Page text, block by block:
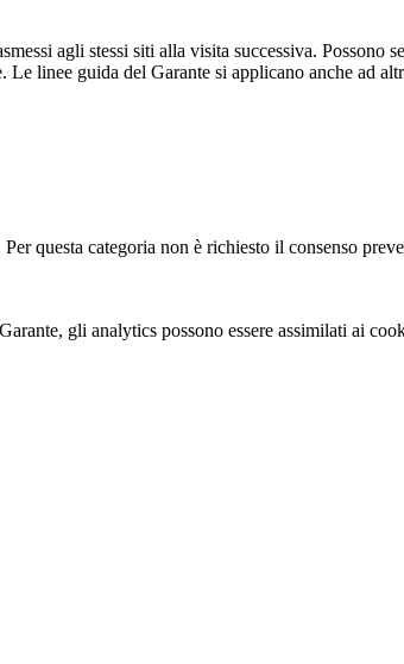
agli stessi siti alla visita successiva. Possono
linee guida del Garante si applicano anche ad
questa categoria non è richiesto il consenso
gli analytics possono essere assimilati ai